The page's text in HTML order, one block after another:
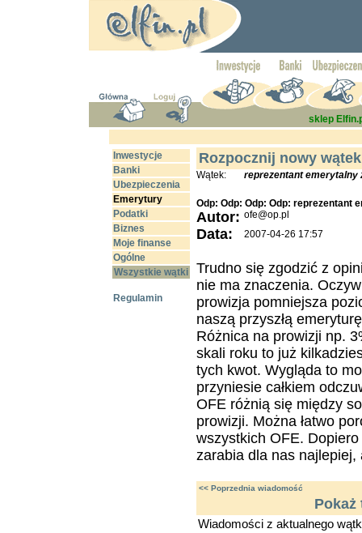
sklep
Inwestycje
Banki
Ubezpieczenia
Emerytury
Podatki
Biznes
Moje finanse
Ogólne
Wszystkie wątki
Regulamin
Rozpocznij nowy wątek
Wątek: reprezentant emerytalny
Odp: Odp: Odp: Odp: reprezentant
Autor: ofe@op.pl
Data: 2007-04-26 17:57
Trudno się zgodzić z
nie ma znaczenia.
prowizja pomniejsza
naszą przyszłą
Różnica na prowizji np.
skali roku to już
tych kwot. Wygląda to
przyniesie całkiem
OFE różnią się między
prowizji. Można łatwo
wszystkich OFE.
zarabia dla nas najlepiej,
<< Poprzednia wiadomość
Wiadomości z aktualnego